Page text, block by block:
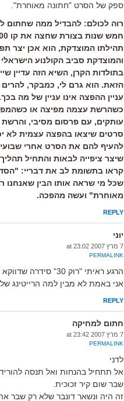
ספק של הסרט "חתונה מאוחרת".
רוה לכולם: להבדיל ממה שחתום
תהילתו המוצדקת, הוא אכן יצר
והמוצדקת סביב הקולנוע
בתולדות הקרן, השיא הזה עדיין
הזאת. הוא גרם לי, כמבקר,
עניין ההפצה אינו עניין של מה
כשהרשת עצמה מפיצה או
עותקים, עם פרסום מסיבי, והרשת
סרטים שיצאו בהפצה עצמית לא
להעיף להם את הסרט אחרי
שיצר ציפייה לבאות והתחיל
קראו בתשומת לב את דבריי:
שכל מי שראה אותו הבין שאנחנו
מאוחרת" ועשה מהפכה.
REPLY
יוני
7 מרץ 2007 at 23:02
PERMALINK
הרגע ראיתי "רוק 30" סידרה שדווקא לא ראיתי באינטרנט, פשוט גדול!!!
אני באמת לא מבין למה הרייטינג
REPLY
חתום למחיקה
7 מרץ 2007 at 23:42
PERMALINK
לדני
אל תתחיל בהנחות ואל תנסה
שבר שום קיר זכוכית.
זה היה ונשאר דונבר שלא רק שבר את